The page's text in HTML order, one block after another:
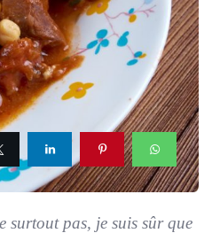
surtout pas, je suis sûr que